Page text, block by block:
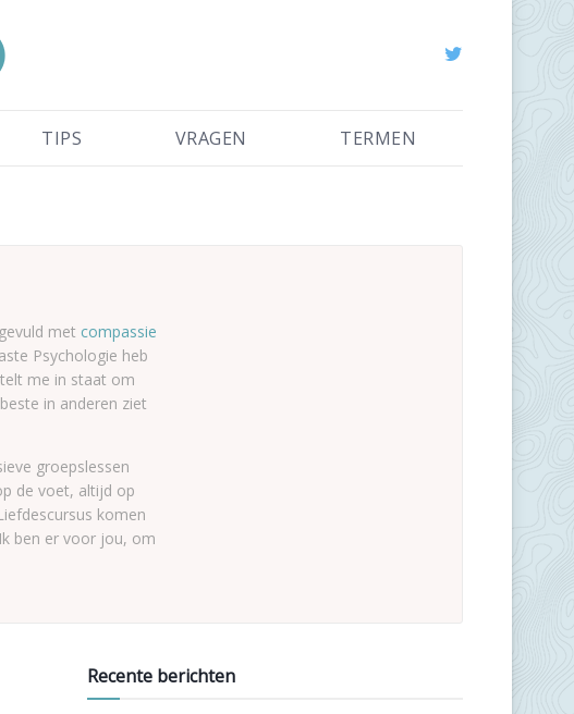
TIPS VRAGEN TERMEN
met compassie
Psychologie heb
me in staat om
in anderen ziet
groepslessen
de voet, altijd op
komen
ben er voor jou, om
Recente berichten